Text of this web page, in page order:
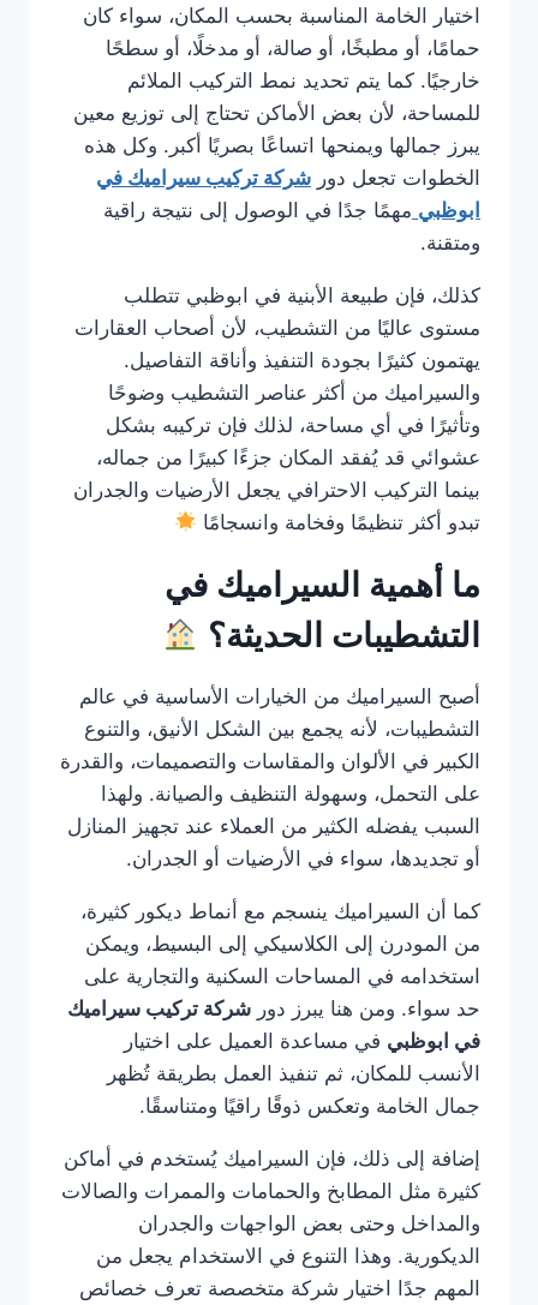
اختيار الخامة المناسبة بحسب المكان، سواء كان
حمامًا، أو مطبخًا، أو صالة، أو مدخلًا، أو سطحًا
خارجيًا. كما يتم تحديد نمط التركيب الملائم
للمساحة، لأن بعض الأماكن تحتاج إلى توزيع معين
يبرز جمالها ويمنحها اتساعًا بصريًا أكبر. وكل هذه
الخطوات تجعل دور شركة تركيب سيراميك في
ابوظبي مهمًا جدًا في الوصول إلى نتيجة راقية
ومتقنة.
كذلك، فإن طبيعة الأبنية في ابوظبي تتطلب
مستوى عاليًا من التشطيب، لأن أصحاب العقارات
يهتمون كثيرًا بجودة التنفيذ وأناقة التفاصيل.
والسيراميك من أكثر عناصر التشطيب وضوحًا
وتأثيرًا في أي مساحة، لذلك فإن تركيبه بشكل
عشوائي قد يُفقد المكان جزءًا كبيرًا من جماله،
بينما التركيب الاحترافي يجعل الأرضيات والجدران
تبدو أكثر تنظيمًا وفخامة وانسجامًا
ما أهمية السيراميك في
التشطيبات الحديثة؟
أصبح السيراميك من الخيارات الأساسية في عالم
التشطيبات، لأنه يجمع بين الشكل الأنيق، والتنوع
الكبير في الألوان والمقاسات والتصميمات، والقدرة
على التحمل، وسهولة التنظيف والصيانة. ولهذا
السبب يفضله الكثير من العملاء عند تجهيز المنازل
أو تجديدها، سواء في الأرضيات أو الجدران.
كما أن السيراميك ينسجم مع أنماط ديكور كثيرة،
من المودرن إلى الكلاسيكي إلى البسيط، ويمكن
استخدامه في المساحات السكنية والتجارية على
حد سواء. ومن هنا يبرز دور شركة تركيب سيراميك
في ابوظبي في مساعدة العميل على اختيار
الأنسب للمكان، ثم تنفيذ العمل بطريقة تُظهر
جمال الخامة وتعكس ذوقًا راقيًا ومتناسقًا.
إضافة إلى ذلك، فإن السيراميك يُستخدم في أماكن
كثيرة مثل المطابخ والحمامات والممرات والصالات
والمداخل وحتى بعض الواجهات والجدران
الديكورية. وهذا التنوع في الاستخدام يجعل من
المهم جدًا اختيار شركة متخصصة تعرف خصائص